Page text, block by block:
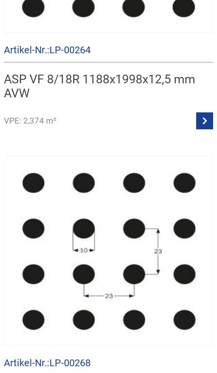
Artikel-Nr.:LP-00264
ASP VF 8/18R 1188x1998x12,5 mm
AVW
VPE: 2,374 m²
Artikel-Nr.:LP-00268